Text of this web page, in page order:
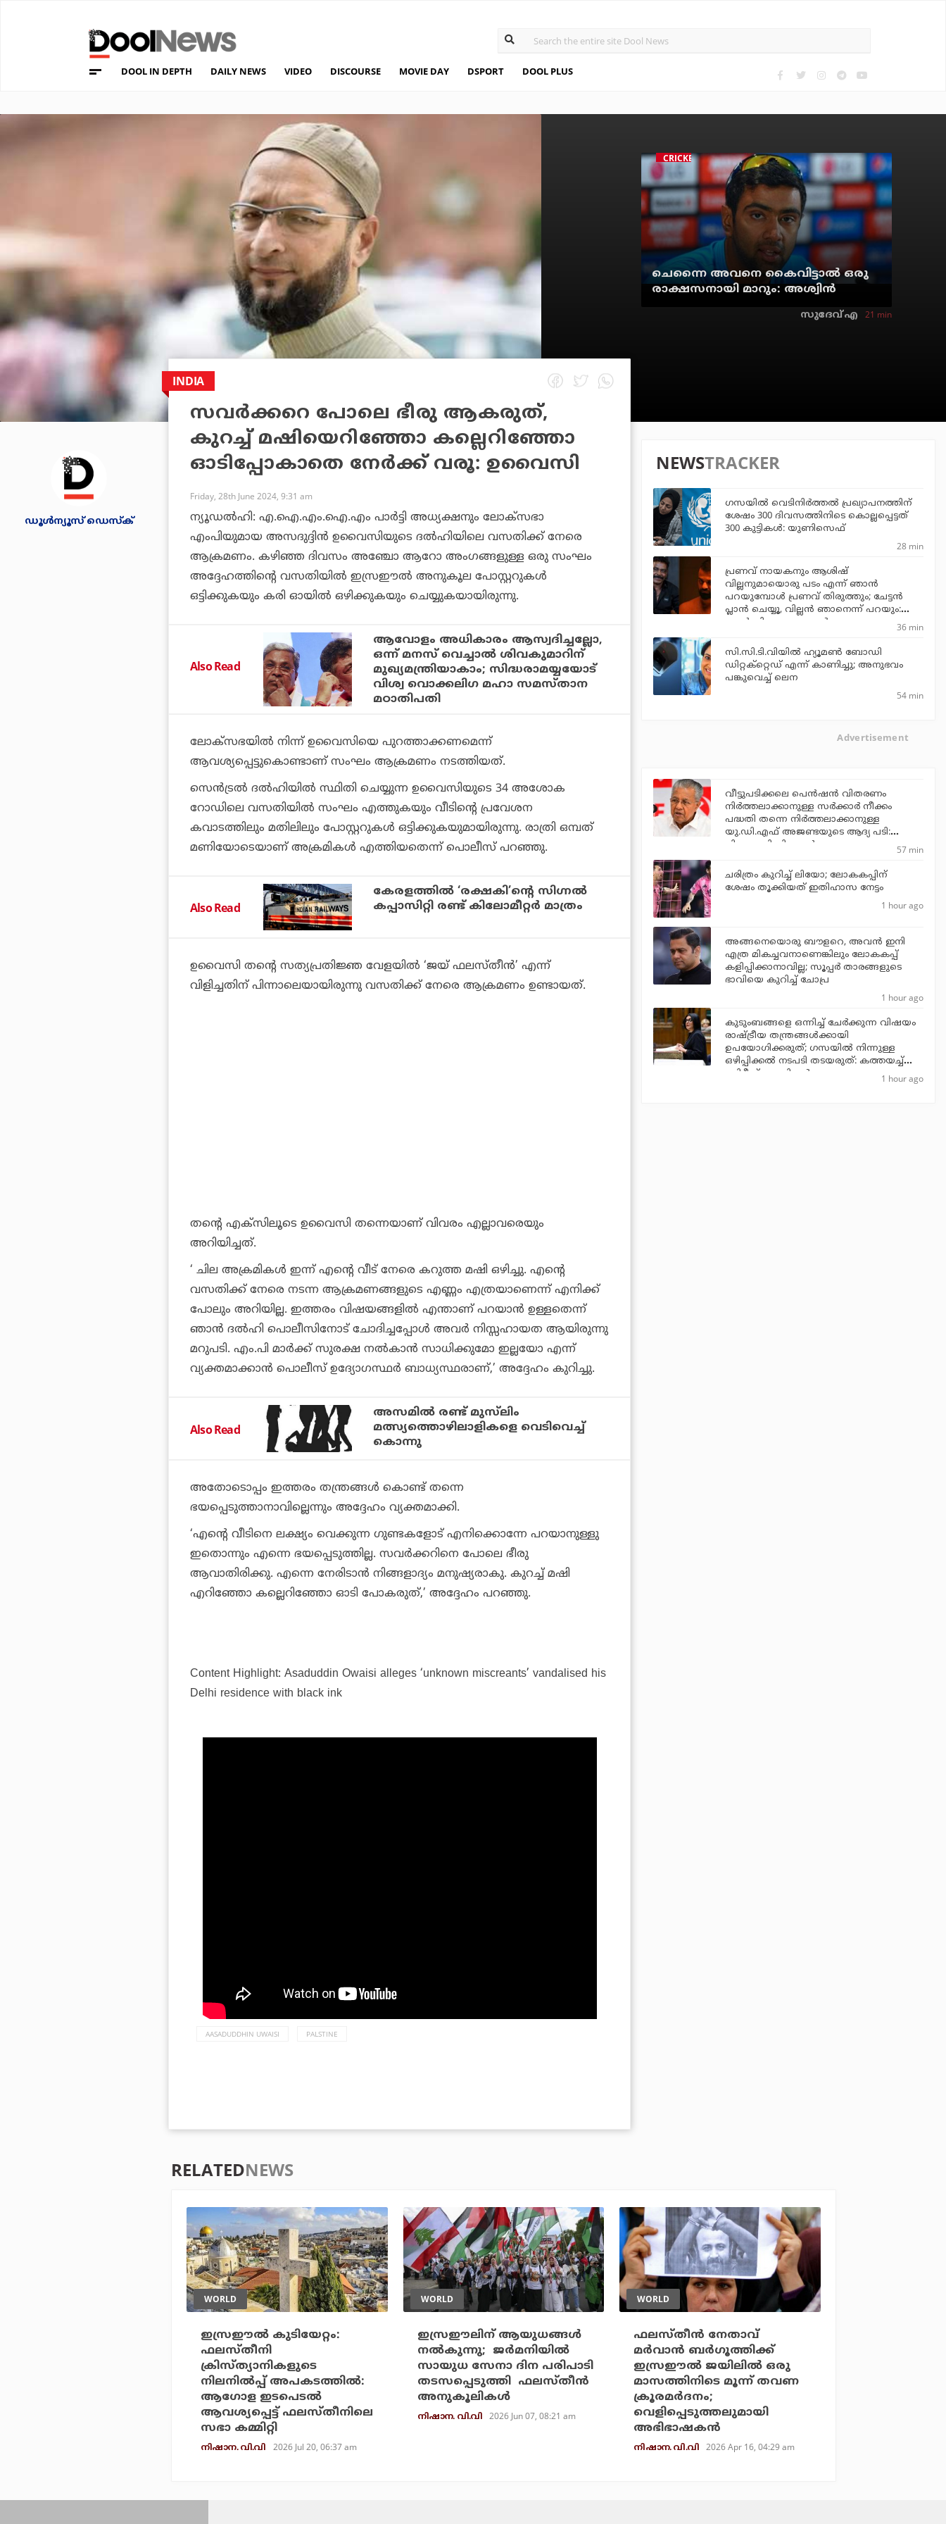
DOOL IN DEPTH DAILY NEWS VIDEO DISCOURSE MOVIE DAY DSPORT DOOL PLUS
CRICKET
ചെന്നൈ അവനെ കൈവിട്ടാല്‍ ഒരു
രാക്ഷസനായി മാറും: അശ്വിന്‍
സുദേവ് എ 21 min
ഡൂള്‍ന്യൂസ് ഡെസ്‌ക്
INDIA
സവർക്കറെ പോലെ ഭീരു ആകരുത്,
കുറച്ച് മഷിയെറിഞ്ഞോ കല്ലെറിഞ്ഞോ
ഓടിപ്പോകാതെ നേർക്ക് വരൂ: ഉവൈസി
Friday, 28th June 2024, 9:31 am
ന്യൂഡൽഹി: എ.ഐ.എം.ഐ.എം പാർട്ടി അധ്യക്ഷനും ലോക്സഭാ
എംപിയുമായ അസദുദ്ദിൻ ഉവൈസിയുടെ ദൽഹിയിലെ വസതിക്ക് നേരെ
ആക്രമണം. കഴിഞ്ഞ ദിവസം അഞ്ചോ ആറോ അംഗങ്ങളുള്ള ഒരു സംഘം
അദ്ദേഹത്തിന്റെ വസതിയിൽ ഇസ്രഈൽ അനുകൂല പോസ്റ്ററുകൾ
ഒട്ടിക്കുകയും കരി ഓയിൽ ഒഴിക്കുകയും ചെയ്യുകയായിരുന്നു.
Also Read
ആവോളം അധികാരം ആസ്വദിച്ചല്ലോ,
ഒന്ന് മനസ് വെച്ചാൽ ശിവകുമാറിന്
മുഖ്യമന്ത്രിയാകാം; സിദ്ധരാമയ്യയോട്
വിശ്വ വൊക്കലിഗ മഹാ സമസ്താന
മഠാതിപതി
ലോക്സഭയിൽ നിന്ന് ഉവൈസിയെ പുറത്താക്കണമെന്ന്
ആവശ്യപ്പെട്ടുകൊണ്ടാണ് സംഘം ആക്രമണം നടത്തിയത്.
സെൻട്രൽ ദൽഹിയിൽ സ്ഥിതി ചെയ്യുന്ന ഉവൈസിയുടെ 34 അശോക
റോഡിലെ വസതിയിൽ സംഘം എത്തുകയും വീടിന്റെ പ്രവേശന
കവാടത്തിലും മതിലിലും പോസ്റ്ററുകൾ ഒട്ടിക്കുകയുമായിരുന്നു. രാത്രി ഒമ്പത്
മണിയോടെയാണ് അക്രമികൾ എത്തിയതെന്ന് പൊലീസ് പറഞ്ഞു.
Also Read
കേരളത്തിൽ ‘രക്ഷകി’ന്റെ സിഗ്നൽ
കപ്പാസിറ്റി രണ്ട് കിലോമീറ്റർ മാത്രം
ഉവൈസി തന്റെ സത്യപ്രതിജ്ഞ വേളയിൽ ‘ജയ് ഫലസ്തീൻ’ എന്ന്
വിളിച്ചതിന് പിന്നാലെയായിരുന്നു വസതിക്ക് നേരെ ആക്രമണം ഉണ്ടായത്.
തന്റെ എക്‌സിലൂടെ ഉവൈസി തന്നെയാണ് വിവരം എല്ലാവരെയും
അറിയിച്ചത്.
‘ ചില അക്രമികൾ ഇന്ന് എന്റെ വീട് നേരെ കറുത്ത മഷി ഒഴിച്ചു. എന്റെ
വസതിക്ക് നേരെ നടന്ന ആക്രമണങ്ങളുടെ എണ്ണം എത്രയാണെന്ന് എനിക്ക്
പോലും അറിയില്ല. ഇത്തരം വിഷയങ്ങളിൽ എന്താണ് പറയാൻ ഉള്ളതെന്ന്
ഞാൻ ദൽഹി പൊലീസിനോട് ചോദിച്ചപ്പോൾ അവർ നിസ്സഹായത ആയിരുന്നു
മറുപടി. എം.പി മാർക്ക് സുരക്ഷ നൽകാൻ സാധിക്കുമോ ഇല്ലയോ എന്ന്
വ്യക്തമാക്കാൻ പൊലീസ് ഉദ്യോഗസ്ഥർ ബാധ്യസ്ഥരാണ്,’ അദ്ദേഹം കുറിച്ചു.
Also Read
അസമിൽ രണ്ട് മുസ്‌ലിം
മത്സ്യത്തൊഴിലാളികളെ വെടിവെച്ച്
കൊന്നു
അതോടൊപ്പം ഇത്തരം തന്ത്രങ്ങൾ കൊണ്ട് തന്നെ
ഭയപ്പെടുത്താനാവില്ലെന്നും അദ്ദേഹം വ്യക്തമാക്കി.
‘എന്റെ വീടിനെ ലക്ഷ്യം വെക്കുന്ന ഗുണ്ടകളോട് എനിക്കൊന്നേ പറയാനുള്ളു
ഇതൊന്നും എന്നെ ഭയപ്പെടുത്തില്ല. സവർക്കറിനെ പോലെ ഭീരു
ആവാതിരിക്കു. എന്നെ നേരിടാൻ നിങ്ങളാദ്യം മനുഷ്യരാകു. കുറച്ച് മഷി
എറിഞ്ഞോ കല്ലെറിഞ്ഞോ ഓടി പോകരുത്,’ അദ്ദേഹം പറഞ്ഞു.
Content Highlight: Asaduddin Owaisi alleges ‘unknown miscreants’ vandalised his
Delhi residence with black ink
AASADUDDHIN UWAISI PALSTINE
NEWSTRACKER
ഗസയില്‍ വെടിനിര്‍ത്തല്‍ പ്രഖ്യാപനത്തിന്
ശേഷം 300 ദിവസത്തിനിടെ കൊല്ലപ്പെട്ടത്
300 കുട്ടികള്‍: യുണിസെഫ്
28 min
പ്രണവ് നായകനും ആശിഷ്
വില്ലനുമായൊരു പടം എന്ന് ഞാന്‍
പറയുമ്പോള്‍ പ്രണവ് തിരുത്തും; ചേട്ടന്‍
പ്ലാന്‍ ചെയ്യൂ, വില്ലന്‍ ഞാനെന്ന് പറയും:
ആന്റണി പെരുമ്പാവൂര്‍
36 min
സി.സി.ടി.വിയില്‍ ഹ്യൂമണ്‍ ബോഡി
ഡിറ്റക്‌റ്റെഡ് എന്ന് കാണിച്ചു; അനുഭവം
പങ്കുവെച്ച് ലെന
54 min
Advertisement
വീട്ടുപടിക്കലെ പെന്‍ഷന്‍ വിതരണം
നിര്‍ത്തലാക്കാനുള്ള സര്‍ക്കാര്‍ നീക്കം
പദ്ധതി തന്നെ നിര്‍ത്തലാക്കാനുള്ള
യു.ഡി.എഫ് അജണ്ടയുടെ ആദ്യ പടി:
പിണറായി വിജയന്‍
57 min
ചരിത്രം കുറിച്ച് ലിയോ; ലോകകപ്പിന്
ശേഷം തൂക്കിയത് ഇതിഹാസ നേട്ടം
1 hour ago
അങ്ങനെയൊരു ബൗളറെ, അവന്‍ ഇനി
എത്ര മികച്ചവനാണെങ്കിലും ലോകകപ്പ്
കളിപ്പിക്കാനാവില്ല; സൂപ്പര്‍ താരങ്ങളുടെ
ഭാവിയെ കുറിച്ച് ചോപ്ര
1 hour ago
കുടുംബങ്ങളെ ഒന്നിച്ച് ചേര്‍ക്കുന്ന വിഷയം
രാഷ്ട്രീയ തന്ത്രങ്ങള്‍ക്കായി
ഉപയോഗിക്കരുത്; ഗസയില്‍ നിന്നുള്ള
ഒഴിപ്പിക്കല്‍ നടപടി തടയരുത്: കത്തയച്ച്
ബ്രിട്ടീഷ് എം.പിമാര്‍
1 hour ago
RELATEDNEWS
WORLD
ഇസ്രഈല്‍ കുടിയേറ്റം:
ഫലസ്തീനി
ക്രിസ്ത്യാനികളുടെ
നിലനില്‍പ്പ് അപകടത്തില്‍:
ആഗോള ഇടപെടല്‍
ആവശ്യപ്പെട്ട് ഫലസ്തീനിലെ
സഭാ കമ്മിറ്റി
നിഷാന. വി.വി 2026 Jul 20, 06:37 am
WORLD
ഇസ്രഈലിന് ആയുധങ്ങള്‍
നല്‍കുന്നു; ജര്‍മനിയില്‍
സായുധ സേനാ ദിന പരിപാടി
തടസപ്പെടുത്തി ഫലസ്തീന്‍
അനുകൂലികള്‍
നിഷാന. വി.വി 2026 Jun 07, 08:21 am
WORLD
ഫലസ്തീന്‍ നേതാവ്
മര്‍വാന്‍ ബര്‍ഗൂത്തിക്ക്
ഇസ്രഈല്‍ ജയിലില്‍ ഒരു
മാസത്തിനിടെ മൂന്ന് തവണ
ക്രൂരമര്‍ദനം;
വെളിപ്പെടുത്തലുമായി
അഭിഭാഷകന്‍
നിഷാന. വി.വി 2026 Apr 16, 04:29 am